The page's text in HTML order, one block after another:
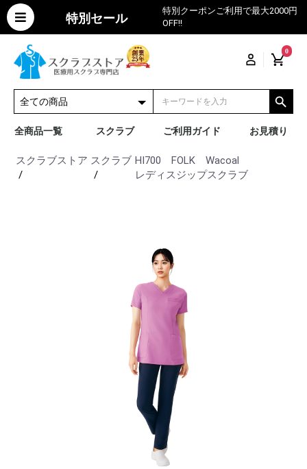
特別セール
特別クーポンご利用で最大2000円
OFF!!
0
全商品一覧 スクラブ ご利用ガイド お見積り
スクラブストア スクラブ HI700 FOLK Wacoal
レディスジップスクラブ